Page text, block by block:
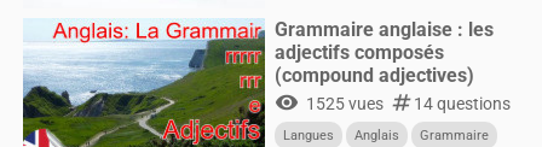
Grammaire anglaise : les
adjectifs composés
(compound adjectives)
visibility 1525 vues numbers14 questions
Langues Anglais Grammaire